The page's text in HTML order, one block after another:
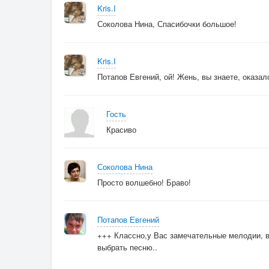
И украдкой смотреть лицо милое
Под бочок осторожно залазия
Я полна к тебе чуткой нежности
Я люблю тебя больше прежнего
Ведь не зря же через лес я шла
Kris.I
Соколова Нина, Спасибочки большое!
Kris.I
Потапов Евгений, ой! Жень, вы знаете,
Гость
Красиво
Соколова Нина
Просто волшебно! Браво!
Потапов Евгений
+++ Классно,у Вас замечательные мелодии,
выбрать песню..